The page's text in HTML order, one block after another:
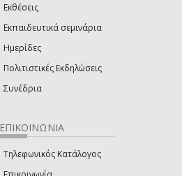
Εκθέσεις
Εκπαιδευτικά σεμινάρια
Ημερίδες
Πολιτιστικές Εκδηλώσεις
Συνέδρια
ΕΠΙΚΟΙΝΩΝΙΑ
Τηλεφωνικός Κατάλογος